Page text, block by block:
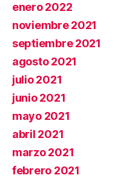
enero 2022
noviembre 2021
septiembre 2021
agosto 2021
julio 2021
junio 2021
mayo 2021
abril 2021
marzo 2021
febrero 2021